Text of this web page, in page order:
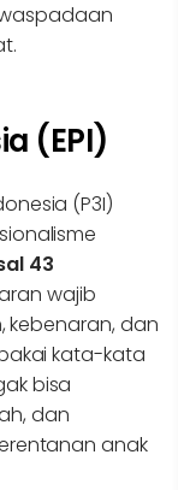
(EPI)
(P3I)
43
wajib
kebenaran, dan
kata-kata
bisa
dan
anak